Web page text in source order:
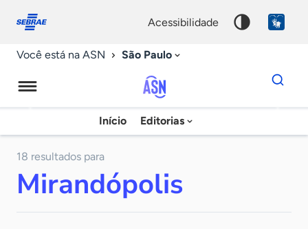
conosco
acessibilidade
Você está na ASN São Paulo
Agência
Sebrae
Notícias
Início Editorias
Dados
para
chave
18 resultados para
Mirandópolis